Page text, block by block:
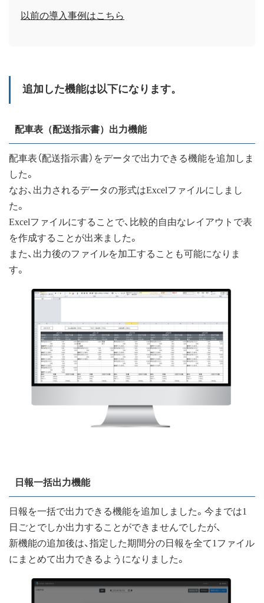
以前の導入事例はこちら
追加した機能は以下になります。
配車表（配送指示書）出力機能
配車表（配送指示書）をデータで出力できる機能を追加しま
した。
なお、出力されるデータの形式はExcelファイルにしまし
た。
Excelファイルにすることで、比較的自由なレイアウトで表
を作成することが出来ました。
また、出力後のファイルを加工することも可能になりま
す。
日報一括出力機能
日報を一括で出力できる機能を追加しました。今までは1
日ごとでしか出力することができませんでしたが、
新機能の追加後は、指定した期間分の日報を全て1ファイル
にまとめて出力できるようになりました。